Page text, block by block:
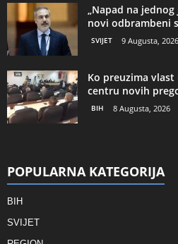
„Napad na
novi odbrambeni
SVIJET 9 Augusta, 2026
Ko preuzima
centru novih
BIH 8 Augusta, 2026
POPULARNA KATEGORIJA
BIH
SVIJET